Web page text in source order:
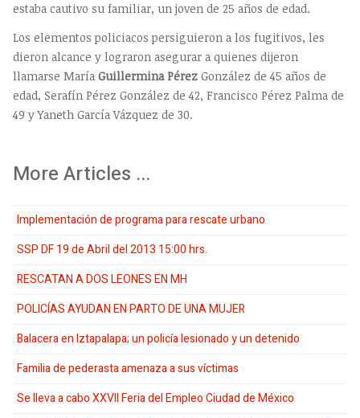
estaba cautivo su familiar, un joven de 25 años de edad.
Los elementos policiacos persiguieron a los fugitivos, les
dieron alcance y lograron asegurar a quienes dijeron
llamarse María Guillermina Pérez González de 45 años de
edad, Serafín Pérez González de 42, Francisco Pérez Palma de
49 y Yaneth García Vázquez de 30.
More Articles ...
Implementación de programa para rescate urbano
SSP DF 19 de Abril del 2013 15:00 hrs.
RESCATAN A DOS LEONES EN MH
POLICÍAS AYUDAN EN PARTO DE UNA MUJER
Balacera en Iztapalapa; un policía lesionado y un detenido
Familia de pederasta amenaza a sus víctimas
Se lleva a cabo XXVII Feria del Empleo Ciudad de México